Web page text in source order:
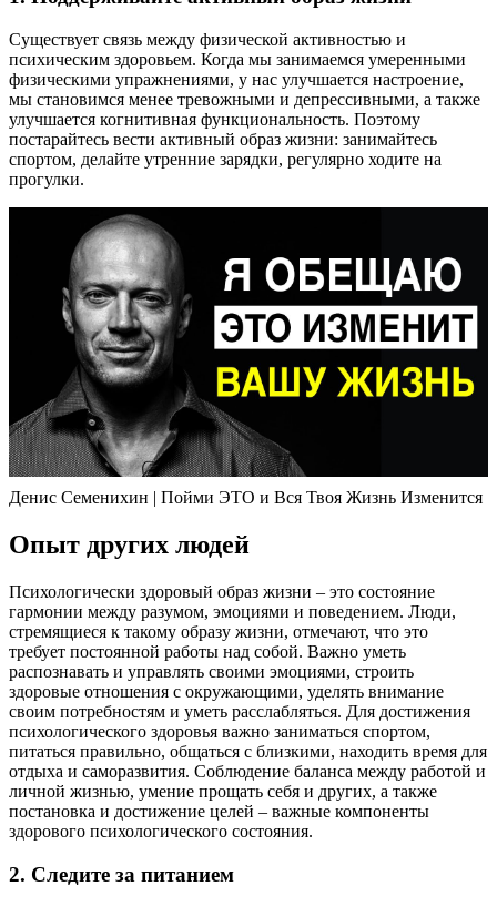
Существует связь между физической активностью и
психическим здоровьем. Когда мы занимаемся умеренными
физическими упражнениями, у нас улучшается настроение,
мы становимся менее тревожными и депрессивными, а также
улучшается когнитивная функциональность. Поэтому
постарайтесь вести активный образ жизни: занимайтесь
спортом, делайте утренние зарядки, регулярно ходите на
прогулки.
Денис Семенихин | Пойми ЭТО и Вся Твоя Жизнь Изменится
Опыт других людей
Психологически здоровый образ жизни – это состояние
гармонии между разумом, эмоциями и поведением. Люди,
стремящиеся к такому образу жизни, отмечают, что это
требует постоянной работы над собой. Важно уметь
распознавать и управлять своими эмоциями, строить
здоровые отношения с окружающими, уделять внимание
своим потребностям и уметь расслабляться. Для достижения
психологического здоровья важно заниматься спортом,
питаться правильно, общаться с близкими, находить время для
отдыха и саморазвития. Соблюдение баланса между работой и
личной жизнью, умение прощать себя и других, а также
постановка и достижение целей – важные компоненты
здорового психологического состояния.
2. Следите за питанием